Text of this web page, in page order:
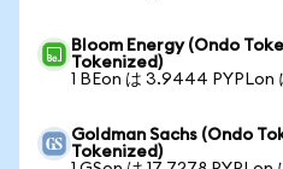
Bloom Energy (Ondo
Tokenized)
1 BEon は 3.9444 PYPLon
Goldman Sachs (Ondo
Tokenized)